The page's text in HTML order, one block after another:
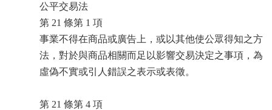
公平交易法
第 21 條第 1 項
事業不得在商品或廣告上，或以其他使公眾得知之方
法，對於與商品相關而足以影響交易決定之事項，為
虛偽不實或引人錯誤之表示或表徵。
第 21 條第 4 項